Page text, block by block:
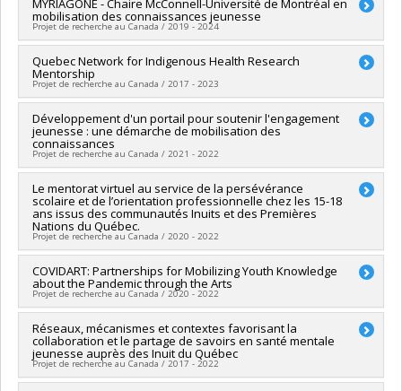
Collins,Evelyne de Leeuw,Ian Janssen
Sources de financement :IRSC/Instituts de recherche en
santé du Canada
Programmes de subvention :PVXXXXXX-(PJT) Subvention
Projet
Co-chercheurs : Sarah Fraser
Sources de financement :Secrétariat Inter-Conseil et
Réseaux des centres d'excellence (RCE)
centres d'excellence
MYRIAGONE - Chaire McConnell-Université de Montréal en
mobilisation des connaissances jeunesse
Projet de recherche au Canada / 2019 - 2024
Chercheur principal : Isabelle Archambault,Katherine Frohlich
,Nancy Beauregard Véronique Dupéré
Sources de financement :
Recherche. -- Cas Spéciaux du VRR ( FDGEN006)
Quebec Network for Indigenous Health Research
Mentorship
Projet de recherche au Canada / 2017 - 2023
Chercheur principal : Neil Andersson
Co-chercheurs :Pierre Haddad,Sarah Fraser
Sources de financement :IRSC/Instituts de recherche en
santé du Canada
Programmes de subvention :
Développement d'un portail pour soutenir l'engagement
jeunesse : une démarche de mobilisation des
connaissances
Projet de recherche au Canada / 2021 - 2022
Chercheur principal : Isabelle Archambault
Co-chercheurs :Katherine Frohlich,Nancy Beauregard,
Véronique Dupéré,Sarah Fraser
Sources de financement :CRSH/Conseil de recherches en
sciences humaines du Canada
Programmes de subvention :PV152160-Subvention
Connexion
Le mentorat virtuel au service de la persévérance
scolaire et de l’orientation professionnelle chez les 15-18
ans issus des communautés Inuits et des Premières
Nations du Québec.
Projet de recherche au Canada / 2020 - 2022
Chercheur principal :Sarah Fraser
Co-chercheurs :Isabelle Archambault
Jrène Rahm
Sources de financement :Université de Montréal
Programmes de subvention :PVXXXXXX-FEI sans restriction
COVIDART: Partnerships for Mobilizing Youth Knowledge
about the Pandemic through the Arts
Projet de recherche au Canada / 2020 - 2022
Chercheur principal :Katherine Frohlich,Sarah Fraser
Co-chercheurs :Isabelle Archambault ,Nancy Beauregard
Véronique Dupéré
Sources de financement :CRSH/Conseil de recherches en
Réseaux, mécanismes et contextes favorisant la
collaboration et le partage de savoirs en santé mentale
jeunesse auprès des Inuit du Québec
Projet de recherche au Canada / 2017 - 2022